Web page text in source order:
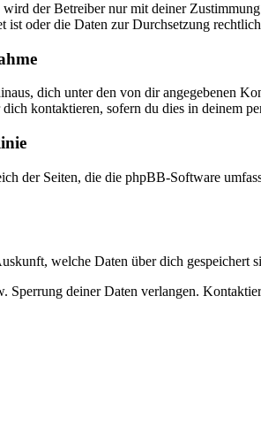
der Betreiber nur mit deiner
ist oder die Daten zur Durchsetzung
dich unter den von dir angegebenen
kontaktieren, sofern du dies in deinem
der Seiten, die die phpBB-Software
welche Daten über dich gespeichert
Sperrung deiner Daten verlangen.